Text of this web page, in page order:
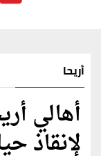
أريحا
أهالي
لإنقاذ